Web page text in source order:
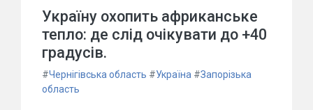
Україну охопить африканське
тепло: де слід очікувати до +40
градусів.
#Чернігівська область #Україна #Запорізька
область